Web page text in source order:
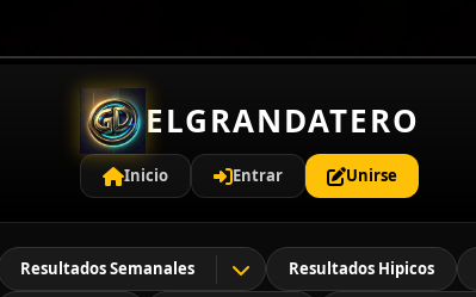
ELGRANDATERO
Inicio Entrar Unirse
Resultados Semanales Resultados Hipicos